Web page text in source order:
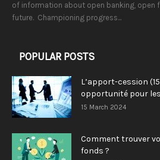
of information about open banking, open
future. Championing progress...
POPULAR POSTS
L’apport-cession
opportunité pour
15 March 2024
Comment trouver
fonds ?